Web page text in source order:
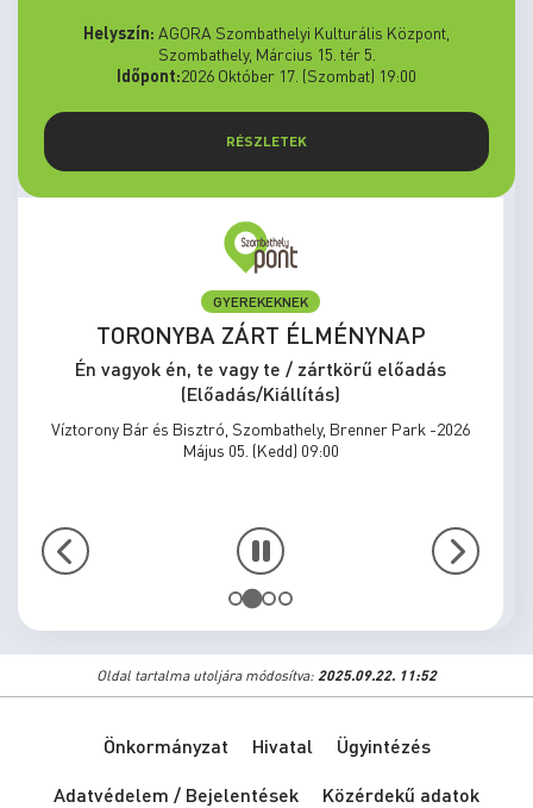
Helyszín: AGORA Szombathelyi Kulturális Központ,
Szombathely, Március 15. tér 5.
Időpont:2026 Október 17. (Szombat) 19:00
RÉSZLETEK
ELŐADÁS/KIÁLLÍTÁS
MEGÁLLNI TILOS, NOSZTALGIÁZNI
KÖTELEZŐ
Én vagyok én, te vagy te / zártkörű előadás
(Előadás/Kiállítás)
Víztorony Bár és Bisztró, Szombathely, Brenner Park -2026
Oldal tartalma utoljára módosítva: 2025.09.22. 11:52
Önkormányzat Hivatal
Ügyintézés
Adatvédelem / Bejelentések
Közérdekű adatok